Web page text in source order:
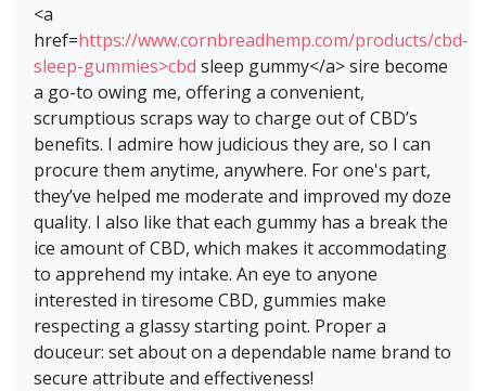
<a
href=https://www.cornbreadhemp.com/products/cbd-
sleep-gummies>cbd sleep gummy</a> sire become
a go-to owing me, offering a convenient,
scrumptious scraps way to charge out of CBD’s
benefits. I admire how judicious they are, so I can
procure them anytime, anywhere. For one's part,
they’ve helped me moderate and improved my doze
quality. I also like that each gummy has a break the
ice amount of CBD, which makes it accommodating
to apprehend my intake. An eye to anyone
interested in tiresome CBD, gummies make
respecting a glassy starting point. Proper a
douceur: set about on a dependable name brand to
secure attribute and effectiveness!